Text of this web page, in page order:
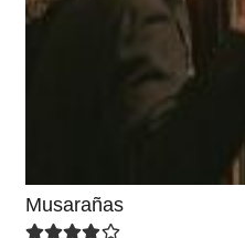
Musarañas